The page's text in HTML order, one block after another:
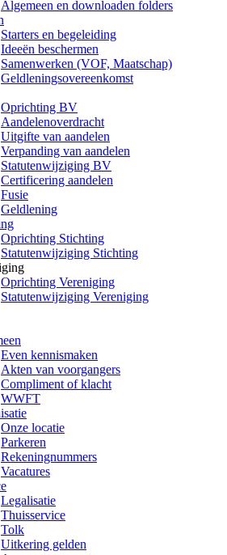
Algemeen en downloaden folders
Starters en begeleiding
Ideeën beschermen
Samenwerken (VOF, Maatschap)
Geldleningsovereenkomst
Oprichting BV
Aandelenoverdracht
Uitgifte van aandelen
Verpanding van aandelen
Statutenwijziging BV
Certificering aandelen
Fusie
Geldlening
Oprichting Stichting
Statutenwijziging Stichting
Oprichting Vereniging
Statutenwijziging Vereniging
Even kennismaken
Akten van voorgangers
Compliment of klacht
WWFT
Onze locatie
Parkeren
Rekeningnummers
Vacatures
Legalisatie
Thuisservice
Tolk
Uitkering gelden